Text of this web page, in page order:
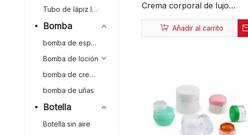
Tubo de lápiz labial
Bomba
bomba de espuma
Bomba de loción
bomba de crema
bomba de uñas
Botella
Botella sin aire
Crema corporal de lujo
directa para el cuidado de la
piel, embalaje de 15g, 20g,
Añadir al carrito